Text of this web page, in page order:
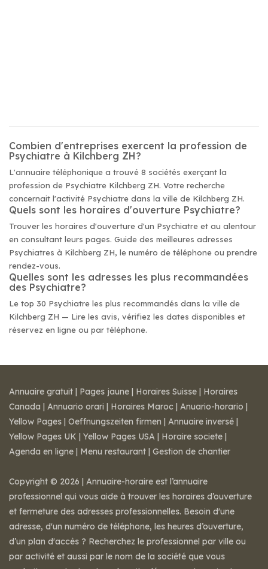
Combien d'entreprises exercent la profession de
Psychiatre à Kilchberg ZH?
L'annuaire téléphonique a trouvé 8 sociétés exerçant la
profession de Psychiatre Kilchberg ZH. Votre recherche
concernait l'activité Psychiatre dans la ville de Kilchberg ZH.
Quels sont les horaires d'ouverture Psychiatre?
Trouver les horaires d'ouverture d'un Psychiatre et au alentour
en consultant leurs pages. Guide des meilleures adresses
Psychiatres à Kilchberg ZH, le numéro de téléphone ou prendre
rendez-vous.
Quelles sont les adresses les plus recommandées
des Psychiatre?
Le top 30 Psychiatre les plus recommandés dans la ville de
Kilchberg ZH — Lire les avis, vérifiez les dates disponibles et
réservez en ligne ou par téléphone.
Annuaire gratuit | Pages jaune | Horaires Suisse | Horaires
Canada | Annuario orari | Horaires Maroc | Anuario-horario |
Yellow Pages | Oeffnungszeiten firmen | Annuaire inversé |
Yellow Pages UK | Yellow Pages USA | Horaire societe |
Agenda en ligne | Menu restaurant | Gestion de chantier
Copyright © 2026 | Annuaire-horaire est l’annuaire
professionnel qui vous aide à trouver les horaires d’ouverture
et fermeture des adresses professionnelles. Besoin d'une
adresse, d'un numéro de téléphone, les heures d’ouverture,
d’un plan d'accès ? Recherchez le professionnel par ville ou
par activité et aussi par le nom de la société que vous